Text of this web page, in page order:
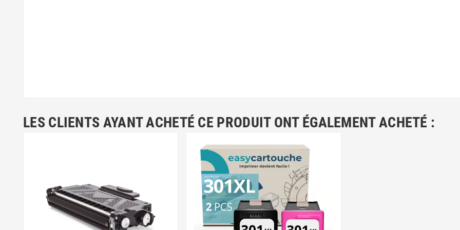
LES CLIENTS AYANT ACHETÉ CE PRODUIT ONT ÉGALEMENT ACHETÉ :